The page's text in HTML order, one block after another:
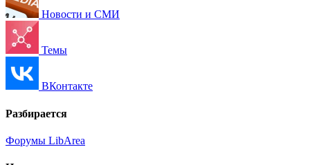
Новости и СМИ
Темы
ВКонтакте
Разбирается
Форумы LibArea